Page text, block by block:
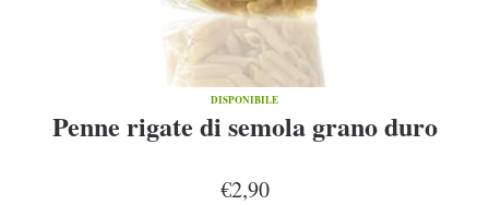
DISPONIBILE
Penne rigate di semola grano duro
€2,90